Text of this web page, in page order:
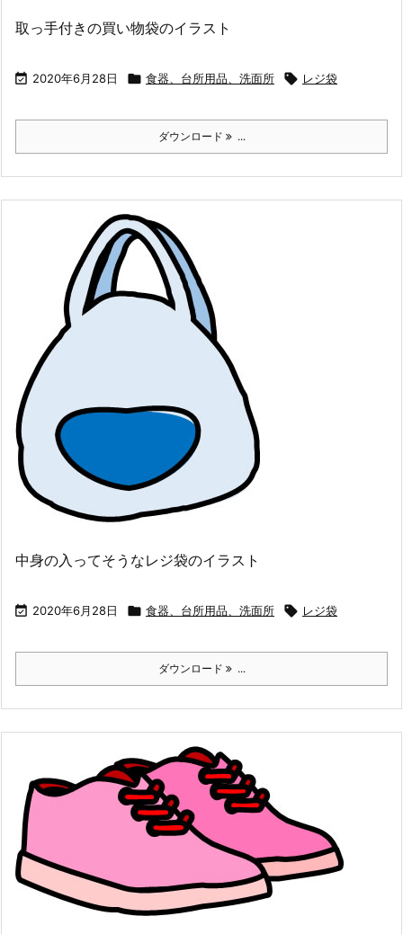
取っ手付きの買い物袋のイラスト
 2020年6月28日  食器、台所用品、洗面所  レジ袋
ダウンロード ...
中身の入ってそうなレジ袋のイラスト
 2020年6月28日  食器、台所用品、洗面所  レジ袋
ダウンロード ...